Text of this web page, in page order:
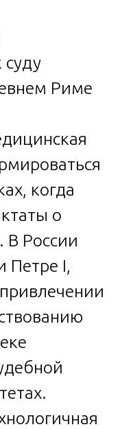
суду
Риме
когда
о
В России
Петре I,